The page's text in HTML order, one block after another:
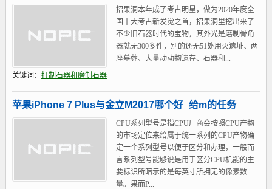
招果洞本年成了考古明星，做为2020年度全
国十大考古新发觉之首，招果洞里挖出来了
不少旧石器时代的宝物，其外光是磨制骨角
器就无300多件，别的还无51处用火遗址、两
座墓葬、大量动动物遗存、石器和...
关键词： 打制石器和磨制石器
苹果iPhone 7 Plus与金立M2017哪个好_给m的任务
CPU系列型号是指CPU厂商会按照CPU产物
的市场定位来给属于统一系列的CPU产物确
定一个系列型号以便于区分和办理，一般而
言系列型号能够说是用于区分CPU机能的主
要标识所暗示的是每英寸所拥无的像素数
量。果而P...